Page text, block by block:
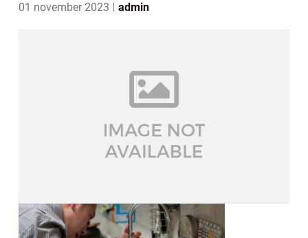
01 november 2023 admin